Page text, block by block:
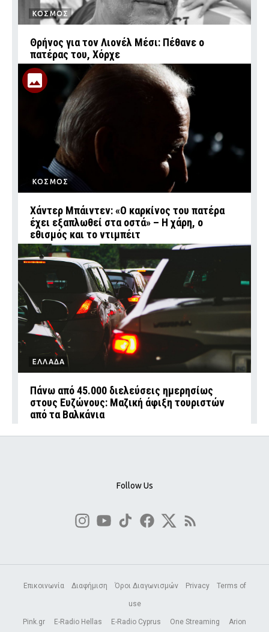
ΚΟΣΜΟΣ
Θρήνος για τον Λιονέλ Μέσι: Πέθανε ο
πατέρας του, Χόρχε
ΚΟΣΜΟΣ
Χάντερ Μπάιντεν: «Ο καρκίνος του πατέρα
έχει εξαπλωθεί στα οστά» – Η χάρη, ο
εθισμός και το ντιμπέιτ
ΕΛΛΑΔΑ
Πάνω από 45.000 διελεύσεις ημερησίως
στους Ευζώνους: Μαζική άφιξη τουριστών
από τα Βαλκάνια
Follow Us
Επικοινωνία Διαφήμιση Όροι Διαγωνισμών Privacy Terms of
use
Pink.gr E-Radio Hellas E-Radio Cyprus One Streaming Arion